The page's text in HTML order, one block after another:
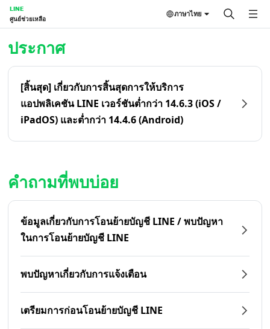
LINE
ศูนย์ช่วยเหลือ
ภาษาไทย
ประกาศ
[สิ้นสุด] เกี่ยวกับการสิ้นสุดการให้บริการ
แอปพลิเคชัน LINE เวอร์ชันต่ำกว่า 14.6.3 (iOS /
iPadOS) และต่ำกว่า 14.4.6 (Android)
คำถามที่พบบ่อย
ข้อมูลเกี่ยวกับการโอนย้ายบัญชี LINE / พบปัญหา
ในการโอนย้ายบัญชี LINE
พบปัญหาเกี่ยวกับการแจ้งเตือน
เตรียมการก่อนโอนย้ายบัญชี LINE